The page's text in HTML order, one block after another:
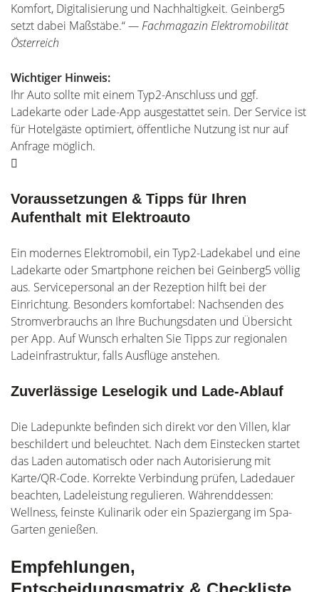
Komfort, Digitalisierung und Nachhaltigkeit. Geinberg5
setzt dabei Maßstäbe.“— Fachmagazin Elektromobilität
Österreich
Wichtiger Hinweis:
Ihr Auto sollte mit einem Typ2-Anschluss und ggf.
Ladekarte oder Lade-App ausgestattet sein. Der Service ist
für Hotelgäste optimiert, öffentliche Nutzung ist nur auf
Anfrage möglich.
Voraussetzungen & Tipps für Ihren
Aufenthalt mit Elektroauto
Ein modernes Elektromobil, ein Typ2-Ladekabel und eine
Ladekarte oder Smartphone reichen bei Geinberg5 völlig
aus. Servicepersonal an der Rezeption hilft bei der
Einrichtung. Besonders komfortabel: Nachsenden des
Stromverbrauchs an Ihre Buchungsdaten und Übersicht
per App. Auf Wunsch erhalten Sie Tipps zur regionalen
Ladeinfrastruktur, falls Ausflüge anstehen.
Zuverlässige Leselogik und Lade-Ablauf
Die Ladepunkte befinden sich direkt vor den Villen, klar
beschildert und beleuchtet. Nach dem Einstecken startet
das Laden automatisch oder nach Autorisierung mit
Karte/QR-Code. Korrekte Verbindung prüfen, Ladedauer
beachten, Ladeleistung regulieren. Währenddessen:
Wellness, feinste Kulinarik oder ein Spaziergang im Spa-
Garten genießen.
Empfehlungen,